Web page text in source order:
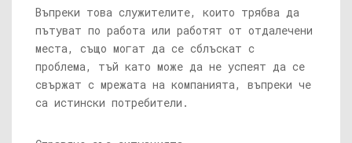
Въпреки това служителите, които трябва да
пътуват по работа или работят от отдалечени
места, също могат да се сблъскат с
проблема, тъй като може да не успеят да се
свържат с мрежата на компанията, въпреки че
са истински потребители.